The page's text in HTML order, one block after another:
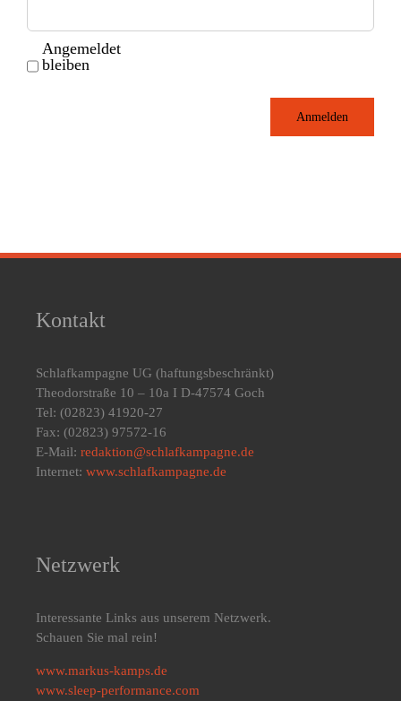
Angemeldet
bleiben
Anmelden
Kontakt
Schlafkampagne UG (haftungsbeschränkt)
Theodorstraße 10 – 10a I D-47574 Goch
Tel: (02823) 41920-27
Fax: (02823) 97572-16
E-Mail: redaktion@schlafkampagne.de
Internet: www.schlafkampagne.de
Netzwerk
Interessante Links aus unserem Netzwerk.
Schauen Sie mal rein!
www.markus-kamps.de
www.sleep-performance.com